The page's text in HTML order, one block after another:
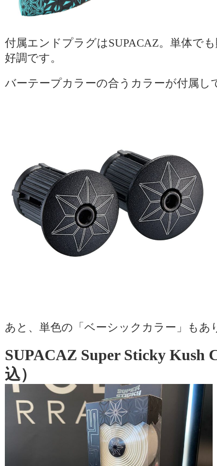
付属エンドプラグはSUPACAZ。単体で
好調です。
バーテープカラーの合うカラーが付属し
あと、単色の「ベーシックカラー」もあ
SUPACAZ Super Sticky Kush
込）